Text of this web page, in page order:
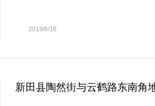
2019/6/18
新田县陶然街与云鹤路东南角